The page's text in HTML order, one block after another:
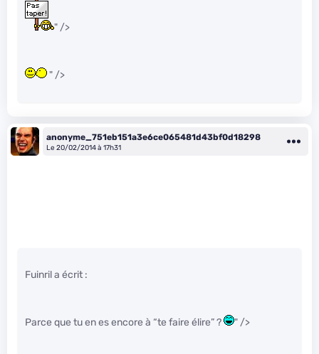
" />
" />
anonyme_751eb151a3e6ce065481d43bf0d18298
Le 20/02/2014 à 17h31
Fuinril a écrit :
Parce que tu en es encore à “te faire élire” ? " />